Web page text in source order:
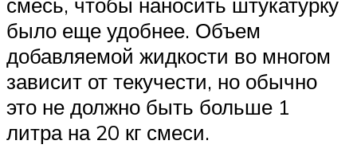
было еще удобнее. Объем
добавляемой жидкости во многом
зависит от текучести, но обычно
это не должно быть больше 1
литра на 20 кг смеси.